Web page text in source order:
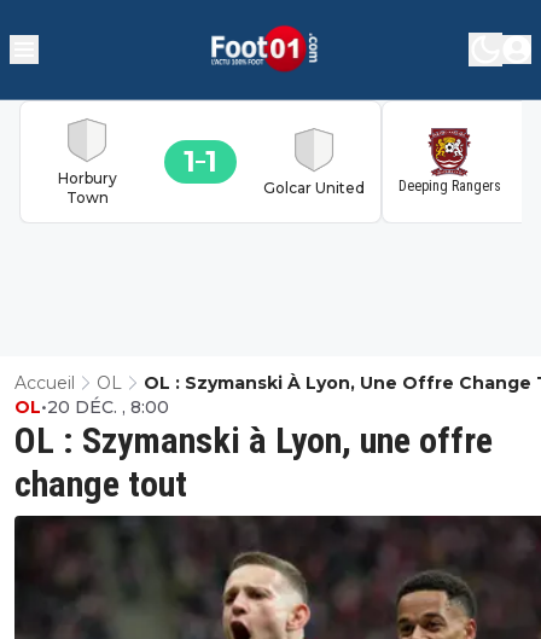
Horbury
Town
1 1
Golcar United Deeping Rangers
Accueil OL OL : Szymanski À Lyon, Une Offre Change
OL : Szymanski à Lyon, une offre
change tout
OL•20 DÉC. , 8:00